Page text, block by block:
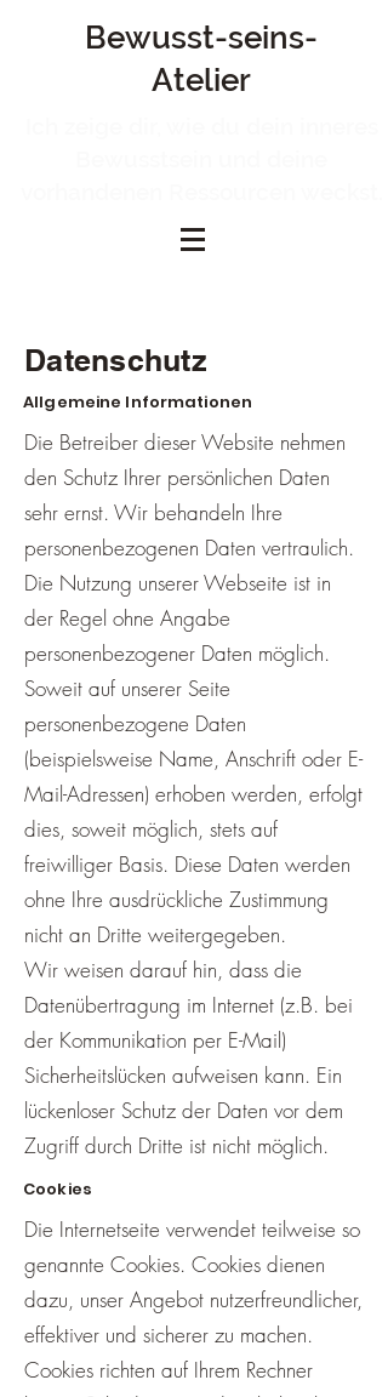
Bewusst-seins-
Atelier
Datenschutz
Allgemeine Informationen
Die Betreiber dieser Website nehmen
den Schutz Ihrer persönlichen Daten
sehr ernst. Wir behandeln Ihre
personenbezogenen Daten vertraulich.
Die Nutzung unserer Webseite ist in
der Regel ohne Angabe
personenbezogener Daten möglich.
Soweit auf unserer Seite
personenbezogene Daten
(beispielsweise Name, Anschrift oder E-
Mail-Adressen) erhoben werden, erfolgt
dies, soweit möglich, stets auf
freiwilliger Basis. Diese Daten werden
ohne Ihre ausdrückliche Zustimmung
nicht an Dritte weitergegeben.
Wir weisen darauf hin, dass die
Datenübertragung im Internet (z.B. bei
der Kommunikation per E-Mail)
Sicherheitslücken aufweisen kann. Ein
lückenloser Schutz der Daten vor dem
Zugriff durch Dritte ist nicht möglich.
Cookies
Die Internetseite verwendet teilweise so
genannte Cookies. Cookies dienen
dazu, unser Angebot nutzerfreundlicher,
effektiver und sicherer zu machen.
Cookies richten auf Ihrem Rechner